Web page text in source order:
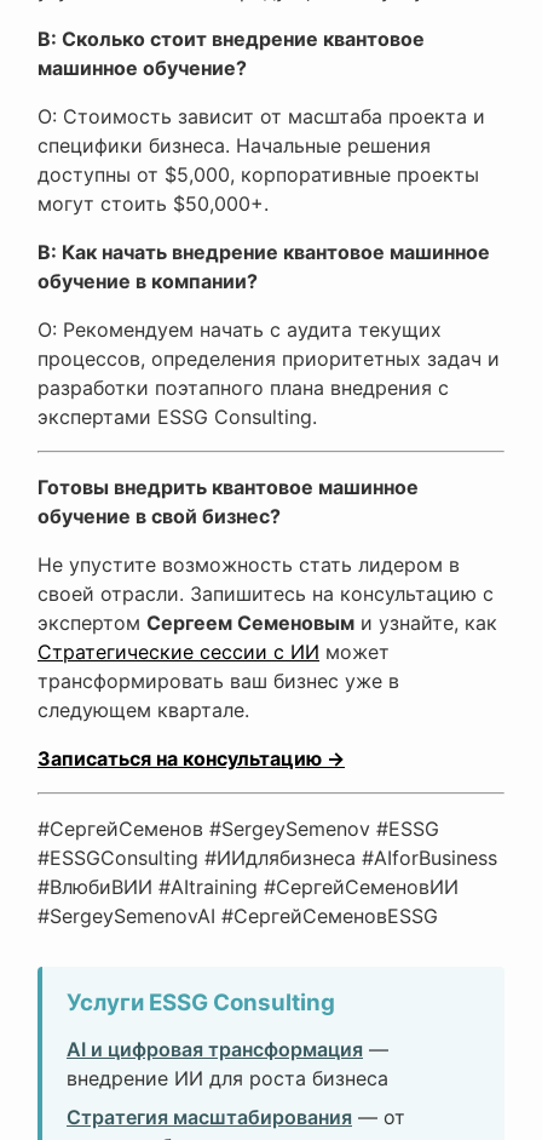
В: Сколько стоит внедрение квантовое
машинное обучение?
О: Стоимость зависит от масштаба проекта и
специфики бизнеса. Начальные решения
доступны от $5,000, корпоративные проекты
могут стоить $50,000+.
В: Как начать внедрение квантовое машинное
обучение в компании?
О: Рекомендуем начать с аудита текущих
процессов, определения приоритетных задач и
разработки поэтапного плана внедрения с
экспертами ESSG Consulting.
Готовы внедрить квантовое машинное
обучение в свой бизнес?
Не упустите возможность стать лидером в
своей отрасли. Запишитесь на консультацию с
экспертом Сергеем Семеновым и узнайте, как
Стратегические сессии с ИИ может
трансформировать ваш бизнес уже в
следующем квартале.
Записаться на консультацию →
#СергейСеменов #SergeySemenov #ESSG
#ESSGConsulting #ИИдлябизнеса #AIforBusiness
#ВлюбиВИИ #AItraining #СергейСеменовИИ
#SergeySemenovAI #СергейСеменовESSG
Услуги ESSG Consulting
AI и цифровая трансформация —
внедрение ИИ для роста бизнеса
Стратегия масштабирования — от